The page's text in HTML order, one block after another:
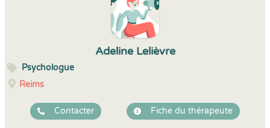
Adeline Lelièvre
Psychologue
Reims
Contacter Fiche du thérapeute